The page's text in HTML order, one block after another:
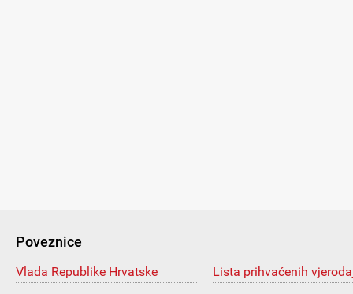
Poveznice
Vlada Republike Hrvatske Lista prihvaćenih